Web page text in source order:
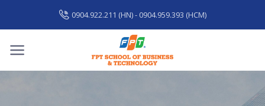
content
0904.922.211 (HN) - 0904.959.393 (HCM)